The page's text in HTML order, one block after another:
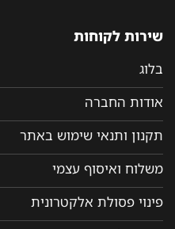
שירות לקוחות
בלוג
אודות החברה
תקנון ותנאי שימוש באתר
משלוח ואיסוף עצמי
פינוי פסולת אלקטרונית